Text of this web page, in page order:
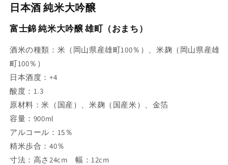
日本酒 純米大吟醸
富士錦 純米大吟醸 雄町（おまち）
酒米の種類：米（岡山県産雄町100％）、米麹（岡山県産雄
町100％）
日本酒度：+4
酸度：1.3
原材料：米（国産）、米麹（国産米）、金箔
容量：900ml
アルコール：15％
精米歩合：40％
寸法：高さ24cm 幅：12cm